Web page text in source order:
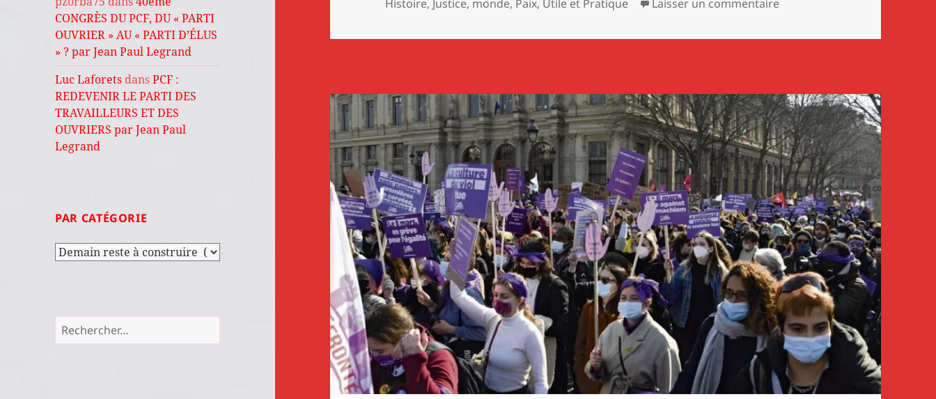
CONGRÈS DU PCF, DU « PARTI
OUVRIER » AU « PARTI D’ÉLUS
» ? par Jean Paul Legrand
Luc Laforets dansPCF :
REDEVENIR LE PARTI DES
TRAVAILLEURS ET DES
OUVRIERS par Jean Paul
Legrand
PAR CATÉGORIE
Par
Rechercher :
Histoire, Justice, monde, Paix, Utile et Pratique Laisser un commentaire